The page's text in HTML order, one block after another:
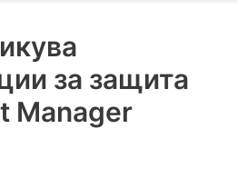
за защита
Manager